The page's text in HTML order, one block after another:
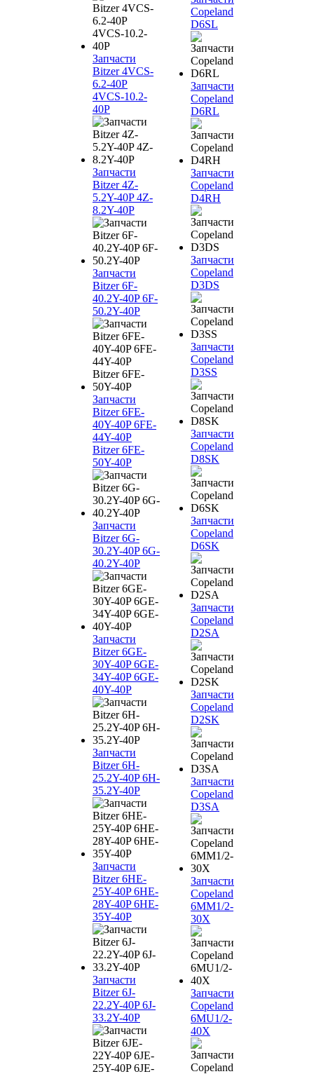
Запчасти
Bitzer 4VCS-
6.2-40P
4VCS-10.2-
40P
Запчасти
Bitzer 4Z-
5.2Y-40P 4Z-
8.2Y-40P
Запчасти
Bitzer 6F-
40.2Y-40P 6F-
50.2Y-40P
Запчасти
Bitzer 6FE-
40Y-40P 6FE-
44Y-40P
Bitzer 6FE-
50Y-40P
Запчасти
Bitzer 6G-
30.2Y-40P 6G-
40.2Y-40P
Запчасти
Bitzer 6GE-
30Y-40P 6GE-
34Y-40P 6GE-
40Y-40P
Запчасти
Bitzer 6H-
25.2Y-40P 6H-
35.2Y-40P
Запчасти
Bitzer 6HE-
25Y-40P 6HE-
28Y-40P 6HE-
35Y-40P
Запчасти
Bitzer 6J-
22.2Y-40P 6J-
33.2Y-40P
Copeland
D6SL
Запчасти
Copeland
D6RL
Запчасти
Copeland
D4RH
Запчасти
Copeland
D3DS
Запчасти
Copeland
D3SS
Запчасти
Copeland
D8SK
Запчасти
Copeland
D6SK
Запчасти
Copeland
D2SA
Запчасти
Copeland
D2SK
Запчасти
Copeland
D3SA
Запчасти
Copeland
6MM1/2-
30X
Запчасти
Copeland
6MU1/2-
40X